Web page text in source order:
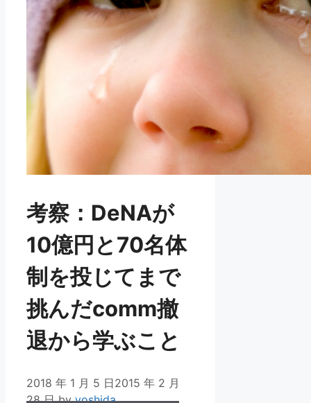
考察：DeNAが
10億円と70名体
制を投じてまで
挑んだcomm撤
退から学ぶこと
2018 年 1 月 5 日2015 年 2 月
28 日 byyoshida